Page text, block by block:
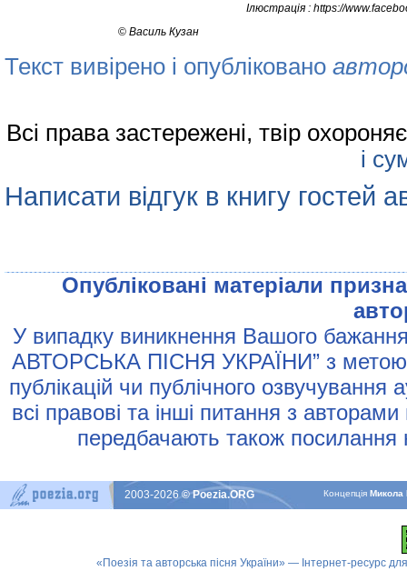
Ілюстрація : https://
© Василь Кузан
Текст вивірено і опубліковано
Всі права застережені, твір
і
Написати відгук в книгу гостей
Опублiкованi матерiали
У випадку виникнення Вашого
АВТОРСЬКА ПIСНЯ УКРАЇНИ” з метою
публiкацiй чи публiчного
всi правовi та iншi питання з
передбачають також
КонцепцiяМикола
2003-2026© Poezia.ORG
«Поезія та авторська пісня України» — Інтернет-ресурс